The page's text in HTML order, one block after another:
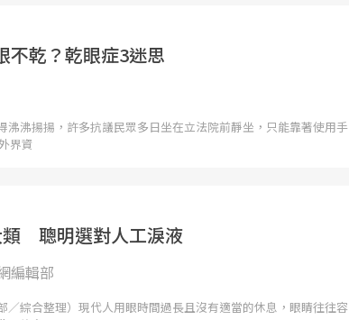
不乾？乾眼症3迷思
沸沸揚揚，許多抗議民眾多日坐在立法院前靜坐，只能靠著使用手
界資
類 聰明選對人工淚液
編輯部
／綜合整理）現代人用眼時間過長且沒有適當的休息，眼睛往往容